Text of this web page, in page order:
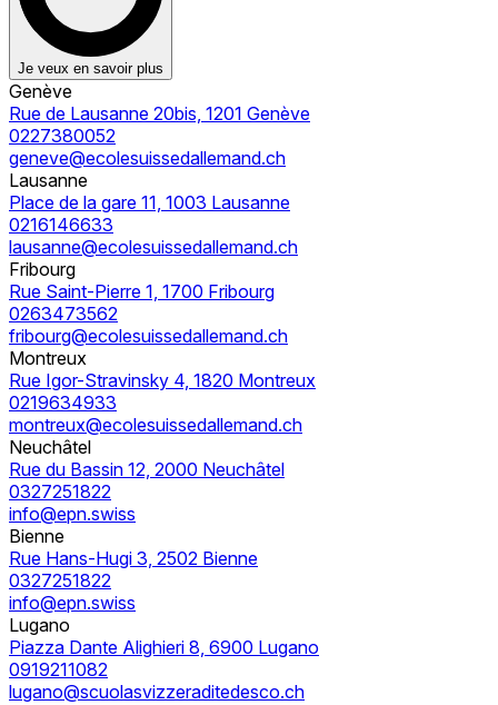
Je veux en savoir plus
Genève
Rue de Lausanne 20bis, 1201 Genève
0227380052
geneve@ecolesuissedallemand.ch
Lausanne
Place de la gare 11, 1003 Lausanne
0216146633
lausanne@ecolesuissedallemand.ch
Fribourg
Rue Saint-Pierre 1, 1700 Fribourg
0263473562
fribourg@ecolesuissedallemand.ch
Montreux
Rue Igor-Stravinsky 4, 1820 Montreux
0219634933
montreux@ecolesuissedallemand.ch
Neuchâtel
Rue du Bassin 12, 2000 Neuchâtel
0327251822
info@epn.swiss
Bienne
Rue Hans-Hugi 3, 2502 Bienne
0327251822
info@epn.swiss
Lugano
Piazza Dante Alighieri 8, 6900 Lugano
0919211082
lugano@scuolasvizzeraditedesco.ch